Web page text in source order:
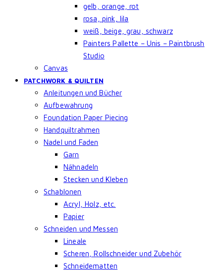
gelb, orange, rot
rosa, pink, lila
weiß, beige, grau, schwarz
Painters Pallette – Unis – Paintbrush
Studio
Canvas
PATCHWORK & QUILTEN
Anleitungen und Bücher
Aufbewahrung
Foundation Paper Piecing
Handquiltrahmen
Nadel und Faden
Garn
Nähnadeln
Stecken und Kleben
Schablonen
Acryl, Holz, etc.
Papier
Schneiden und Messen
Lineale
Scheren, Rollschneider und Zubehör
Schneidematten